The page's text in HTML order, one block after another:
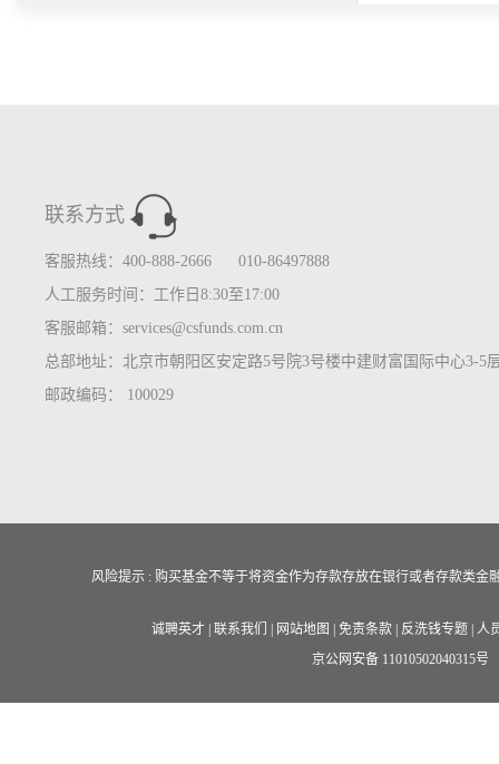
联系方式
客服热线：400-888-2666 010-86497888
人工服务时间：工作日8:30至17:00
客服邮箱：services@csfunds.com.cn
总部地址：北京市朝阳区安定路5号院3号楼中建财富国际中心3-5
邮政编码： 100029
风险提示 : 购买基金不等于将资金作为存款存放在银行或者存款类
诚聘英才 联系我们 网站地图 免责条款 反洗钱专题
人
京公网安备 11010502040315号